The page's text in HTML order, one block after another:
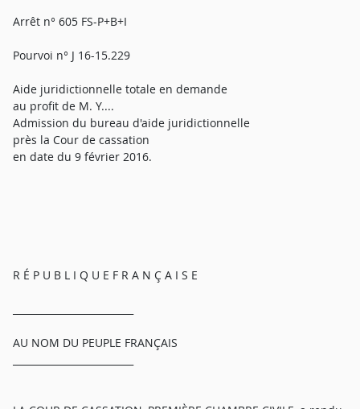
Arrêt n° 605 FS-P+B+I
Pourvoi n° J 16-15.229
Aide juridictionnelle totale en demande
au profit de M. Y....
Admission du bureau d'aide juridictionnelle
près la Cour de cassation
en date du 9 février 2016.
R É P U B L I Q U E F R A N Ç A I S E
AU NOM DU PEUPLE FRANÇAIS